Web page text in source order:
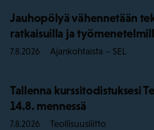
Jauhopölyä vähennetään
ratkaisuilla ja
7.8.2026 Ajankohtaista – SEL
Tallenna kurssitodistuksesi
14.8. mennessä
7.8.2026 Teollisuusliitto